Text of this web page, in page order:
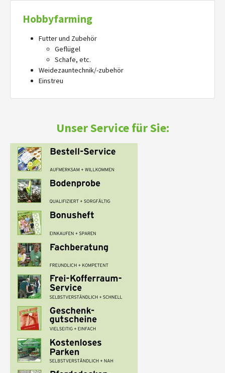
Hobbyfarming
Futter und Zubehör
Geflügel
Schafe, etc.
Weidezauntechnik/-zubehör
Einstreu
Unser Service für Sie: